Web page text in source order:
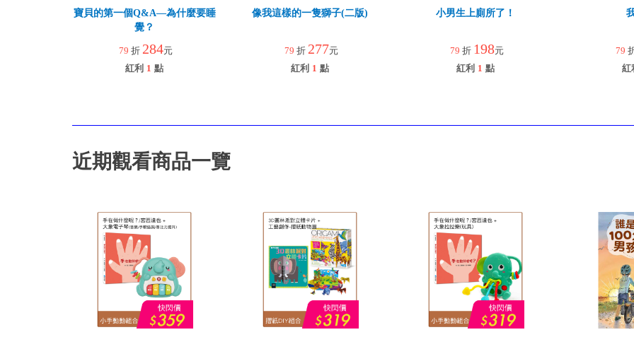
寶貝的第一個Q&A—為什麼要睡
覺？
79 折 284元
紅利 1 點
像我這樣的一隻獅子(二版)
79 折 277元
紅利 1 點
小男生上廁所了！
79 折 198元
紅利 1 點
79
紅
近期觀看商品一覽